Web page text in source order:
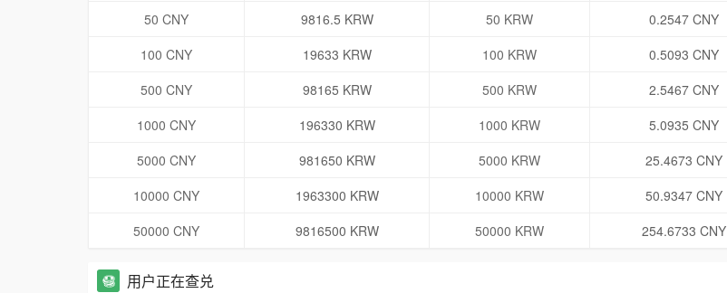
50 CNY
9816.5 KRW 50 KRW
0.2547 CNY
100 CNY
19633 KRW 100 KRW
0.5093 CNY
500 CNY
98165 KRW 500 KRW
2.5467 CNY
1000 CNY
196330 KRW 1000 KRW
5.0935 CNY
5000 CNY
981650 KRW 5000 KRW
25.4673 CNY
10000 CNY
1963300 KRW 10000 KRW
50.9347 CNY
50000 CNY
9816500 KRW 50000 KRW 254.6733 CNY
用户正在查兑